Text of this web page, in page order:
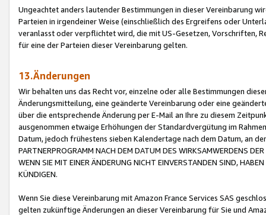
Ungeachtet anders lautender Bestimmungen in dieser Vereinbarung
Parteien in irgendeiner Weise (einschließlich des Ergreifens oder
veranlasst oder verpflichtet wird, die mit US-Gesetzen, Vorschriften,
für eine der Parteien dieser Vereinbarung gelten.
13.Änderungen
Wir behalten uns das Recht vor, einzelne oder alle Bestimmungen
Änderungsmitteilung, eine geänderte Vereinbarung oder eine
über die entsprechende Änderung per E-Mail an Ihre zu diesem
ausgenommen etwaige Erhöhungen der Standardvergütung im
Datum, jedoch frühestens sieben Kalendertage nach dem Datum, an
PARTNERPROGRAMM NACH DEM DATUM DES WIRKSAMWERDENS
WENN SIE MIT EINER ÄNDERUNG NICHT EINVERSTANDEN SIND,
KÜNDIGEN.
Wenn Sie diese Vereinbarung mit Amazon France Services SAS
gelten zukünftige Änderungen an dieser Vereinbarung für Sie und